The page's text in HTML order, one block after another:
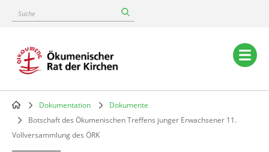
content
Suche
Main
navigation
Breadcrumb
Dokumentation
Dokumente
Botschaft des Ökumenischen Treffens junger Erwachsener 11.
Vollversammlung des ÖRK